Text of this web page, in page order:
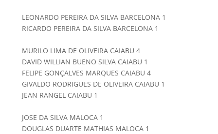
LEONARDO PEREIRA DA SILVA BARCELONA 1
RICARDO PEREIRA DA SILVA BARCELONA 1
MURILO LIMA DE OLIVEIRA CAIABU 4
DAVID WILLIAN BUENO SILVA CAIABU 1
FELIPE GONÇALVES MARQUES CAIABU 4
GIVALDO RODRIGUES DE OLIVEIRA CAIABU 1
JEAN RANGEL CAIABU 1
JOSE DA SILVA MALOCA 1
DOUGLAS DUARTE MATHIAS MALOCA 1